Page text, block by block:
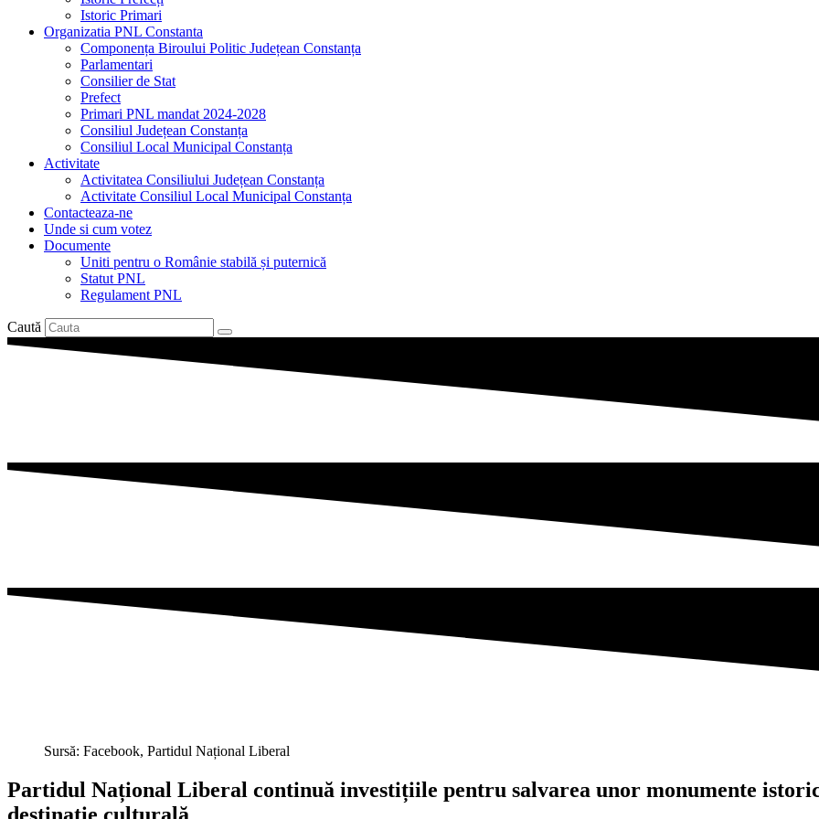
Istoric Primari
Organizatia PNL Constanta
Componența Biroului Politic Județean Constanța
Parlamentari
Consilier de Stat
Prefect
Primari PNL mandat 2024-2028
Consiliul Județean Constanța
Consiliul Local Municipal Constanța
Activitate
Activitatea Consiliului Județean Constanța
Activitate Consiliul Local Municipal Constanța
Contacteaza-ne
Unde si cum votez
Documente
Uniti pentru o Românie stabilă și puternică
Statut PNL
Regulament PNL
Caută
Sursă: Facebook, Partidul Național Liberal
Partidul Național Liberal continuă investițiile pentru salvarea unor monumente